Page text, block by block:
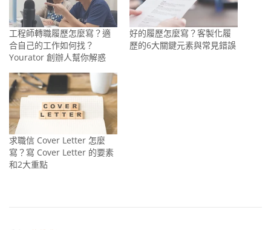
工程師轉職履歷怎麼寫？適
合自己的工作如何找？
Yourator 創辦人幫你解惑
好的履歷怎麼寫？客製化履
歷的6大關鍵元素與常見錯誤
求職信 Cover Letter 怎麼
寫？寫 Cover Letter 的要素
和2大重點